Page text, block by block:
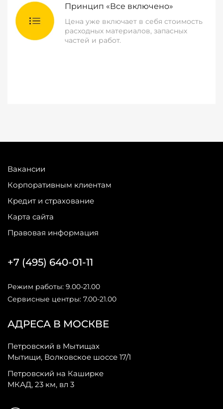
Принцип «Все включено»
Цена уже включает в себя стоимость
расходных материалов, запасных
частей и работ.
Вакансии
Корпоративным клиентам
Кредит и страхование
Карта сайта
Правовая информация
АДРЕСА В МОСКВЕ
Петровский в Мытищах
Мытищи, Волковское шоссе 17/1
Петровский на Каширке
МКАД, 23 км, вл 3
+7 (495) 640-01-11
Режим работы: 9.00-21.00
Сервисные центры: 7.00-21.00